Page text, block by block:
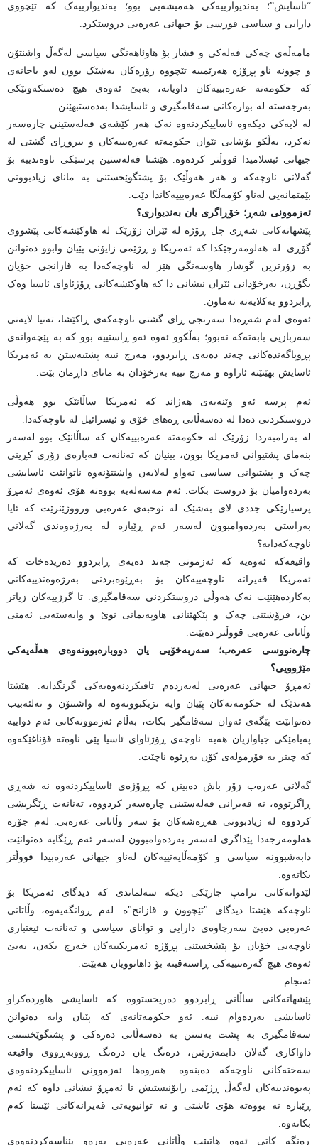
“ئاسایش”؛ بەندیوارییەکی هەمیشەیی بوو؛ بەندیوارییەک کە تێچووی
دارایی و سیاسی قورسی بۆ جیهانی عەرەبی دروستکرد.
مامەڵەی چەکی فەلەکی و فشار بۆ هاوئاهەنگی سیاسی لەگەڵ واشنتۆن
و چوونە ناو پڕۆژە هەرێمییە تێچووە زۆرەکان بەشێک بوون لەو باجانەی
کە حکومەتە عەرەبییەکان داویانە، بەبێ ئەوەی هیچ دەستکەوتێکی
بەرجەستە لە بوارەکانی سەقامگیری و ئاسایشدا بەدەستبهێنن.
لە لایەکی دیکەوە ئاساییکردنەوە نەک هەر کێشەی فەلەستینی چارەسەر
نەکرد، بەڵکو بۆشایی نێوان حکومەتە عەرەبییەکان و بیروڕای گشتی لە
جیهانی ئیسلامیدا قووڵتر کردەوە. هێشتا فەلەستین پرسێکی ناوەندییە بۆ
گەلانی ناوچەکە و هەر هەوڵێک بۆ پشتگوێخستنی بە مانای زیادبوونی
بێمتمانەیی لەناو کۆمەڵگا عەرەبییەکاندا دێت.
ئەزموونی شەڕ؛ خۆڕاگری یان بەندیواری؟
پێشهاتەکانی شەڕی چل ڕۆژە لە ئێران زۆرێک لە هاوکێشەکانی پێشووی
گۆڕی. لە هەلومەرجێکدا کە ئەمریکا و ڕژێمی زایۆنی پێیان وابوو دەتوانن
بە زۆرترین گوشار هاوسەنگی هێز لە ناوچەکەدا بە قازانجی خۆیان
بگۆڕن، بەرخۆدانی ئێران نیشانی دا کە هاوکێشەکانی ڕۆژئاوای ئاسیا وەک
ڕابردوو یەکلایەنە نەماون.
ئەوەی لەم شەڕەدا سەرنجی ڕای گشتی ناوچەکەی ڕاکێشا، تەنیا لایەنی
سەربازیی بابەتەکە نەبوو؛ بەڵکوو ئەوە ئەو ڕاستییە بوو کە بە پێچەوانەی
پڕوپاگەندەکانی چەند دەیەی ڕابردوو، مەرج نییە پشتبەستن بە ئەمریکا
ئاسایش بهێنێتە ئاراوە و مەرج نییە بەرخۆدان بە مانای داڕمان بێت.
ئەم پرسە ئەو وێنەیەی هەژاند کە ئەمریکا ساڵانێک بوو هەوڵی
دروستکردنی دەدا لە دەسەڵاتی ڕەهای خۆی و ئیسرائیل لە ناوچەکەدا.
لە بەرامبەردا زۆرێک لە حکومەتە عەرەبییەکان کە ساڵانێک بوو لەسەر
بنەمای پشتیوانی ئەمریکا بوون، بینیان کە تەنانەت قەبارەی زۆری کڕینی
چەک و پشتیوانی سیاسی تەواو لەلایەن واشنتۆنەوە ناتوانێت ئاسایشی
بەردەوامیان بۆ دروست بکات. ئەم مەسەلەیە بووەتە هۆی ئەوەی ئەمڕۆ
پرسیارێکی جددی لای بەشێک لە نوخبەی عەرەبی ورووژێنرێت کە ئایا
بەراستی بەردەوامبوون لەسەر ئەم ڕێبازە لە بەرژەوەندی گەلانی
ناوچەکەدایە؟
واقیعەکە ئەوەیە کە ئەزمونی چەند دەیەی ڕابردوو دەریدەخات کە
ئەمریکا قەیرانە ناوچەییەکان بۆ بەڕێوەبردنی بەرژەوەندییەکانی
بەکاردەهێنێت نەک هەوڵی دروستکردنی سەقامگیری. تا گرژییەکان زیاتر
بن، فرۆشتنی چەک و پێکهێنانی هاوپەیمانی نوێ و وابەستەیی ئەمنی
وڵاتانی عەرەبی قووڵتر دەبێت.
چارەنووسی عەرەب؛ سەربەخۆیی یان دووبارەبوونەوەی هەڵەیەکی
مێژوویی؟
ئەمڕۆ جیهانی عەرەبی لەبەردەم تاقیکردنەوەیەکی گرنگدایە. هێشتا
هەندێک لە حکومەتەکان پێیان وایە نزیکبوونەوە لە واشنتۆن و تەلئەبیب
دەتوانێت پێگەی ئەوان سەقامگیر بکات، بەڵام ئەزموونەکانی ئەم دواییە
پەیامێکی جیاوازیان هەیە. ناوچەی ڕۆژئاوای ئاسیا پێی ناوەتە قۆناغێکەوە
کە چیتر بە فۆرمولەی کۆن بەڕێوە ناچێت.
گەلانی عەرەب زۆر باش دەبینن کە پڕۆژەی ئاساییکردنەوە نە شەڕی
ڕاگرتووە، نە قەیرانی فەلەستینی چارەسەر کردووە، تەنانەت ڕێگریشی
کردووە لە زیادبوونی هەڕەشەکان بۆ سەر وڵاتانی عەرەبی. لەم جۆرە
هەلومەرجەدا پێداگری لەسەر بەردەوامبوون لەسەر ئەم ڕێگایە دەتوانێت
دابەشبوونە سیاسی و کۆمەڵایەتییەکان لەناو جیهانی عەرەبیدا قووڵتر
بکاتەوە.
لێدوانەکانی ترامپ جارێکی دیکە سەلماندی کە دیدگای ئەمریکا بۆ
ناوچەکە هێشتا دیدگای "تێچوون و قازانج"ە. لەم ڕوانگەیەوە، وڵاتانی
عەرەبی دەبێ سەرچاوەی دارایی و توانای سیاسی و تەنانەت ئیعتباری
ناوچەیی خۆیان بۆ پێشخستنی پڕۆژە ئەمریکییەکان خەرج بکەن، بەبێ
ئەوەی هیچ گەرەنتییەکی ڕاستەقینە بۆ داهاتوویان هەبێت.
ئەنجام
پێشهاتەکانی ساڵانی ڕابردوو دەریخستووە کە ئاسایشی هاوردەکراو
ئاسایشی بەردەوام نییە. ئەو حکومەتانەی کە پێیان وایە دەتوانن
سەقامگیری بە پشت بەستن بە دەسەڵاتی دەرەکی و پشتگوێخستنی
داواکاری گەلان دابمەزرێنن، درەنگ یان درەنگ ڕووبەڕووی واقیعە
سەختەکانی ناوچەکە دەبنەوە. هەروەها ئەزموونی ئاساییکردنەوەی
پەیوەندییەکان لەگەڵ ڕژێمی زایۆنیستیش تا ئەمڕۆ نیشانی داوە کە ئەم
ڕێبازە نە بووەتە هۆی ئاشتی و نە توانیویەتی قەیرانەکانی ئێستا کەم
بکاتەوە.
ڕەنگە کاتی ئەوە هاتبێت وڵاتانی عەرەبی بەرەو پێناسەکردنەوەی